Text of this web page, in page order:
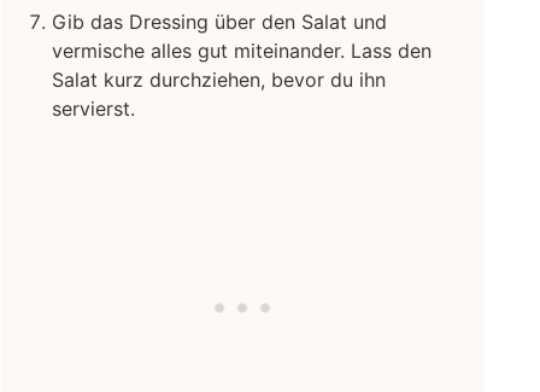
Gib das Dressing über den Salat und
vermische alles gut miteinander. Lass den
Salat kurz durchziehen, bevor du ihn
servierst.